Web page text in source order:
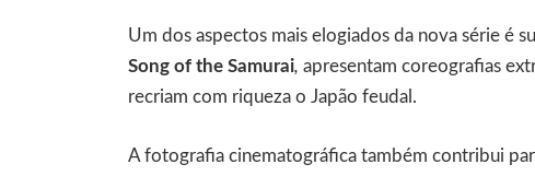
Um dos aspectos mais elogiados da nova série é
Song of the Samurai, apresentam coreografias
recriam com riqueza o Japão feudal.
A fotografia cinematográfica também contribui